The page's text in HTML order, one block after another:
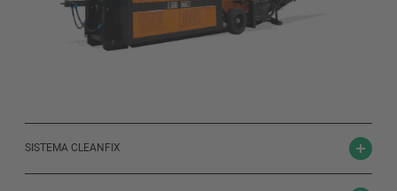
SISTEMA CLEANFIX